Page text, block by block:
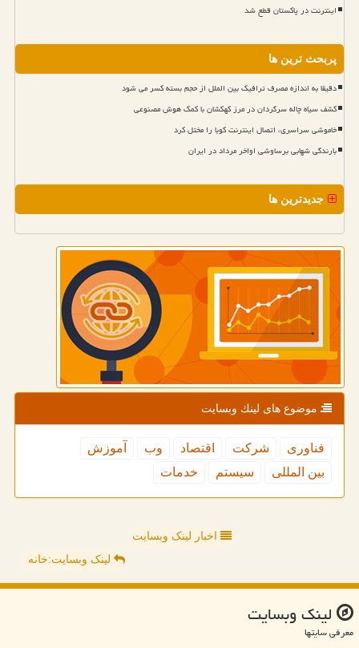
اینترنت در پاکستان قطع شد
پربحث ترین ها
دقیقا به اندازه مصرف ترافیک بین الملل از حجم بسته کسر می شود
کشف سیاه چاله سرگردان در مرز کهکشان با کمک هوش مصنوعی
خاموشی سراسری، اتصال اینترنت کوبا را مختل کرد
بارندگی شهابی برساوشی اواخر مرداد در ایران
جدیدترین ها
موضوع های لینك وبسایت
فناوری شركت اقتصاد وب
آموزش
بین المللی
سیستم خدمات
اخبار لینک وبسایت
لینک وبسایت:خانه
لینك وبسایت
معرفی سایتها